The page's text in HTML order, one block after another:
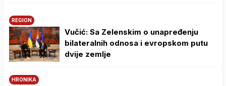
REGION
Vučić: Sa Zelenskim o unapređenju
bilateralnih odnosa i evropskom putu
dvije zemlje
HRONIKA